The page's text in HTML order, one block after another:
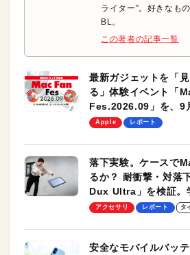
ライター”。好きなも
BL。
この著者の記事一覧
最新ガジェットを「
る」体験イベント「
Fes.2026.09」を、9
します！
Apple レポート
落下実験。ケースで
るか？ 耐衝撃・対落
Dux Ultra」を検証。
のモバイルユースに
アクセサリ レポート タ
安全なモバイルバッ